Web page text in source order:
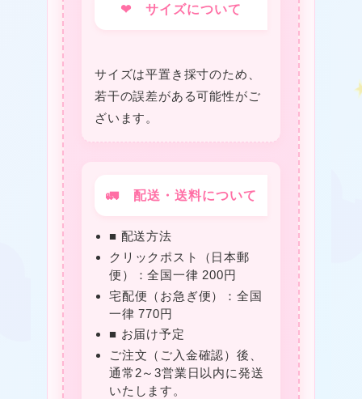
❤ サイズについて
サイズは平置き採寸のため、
若干の誤差がある可能性がご
ざいます。
🚛 配送・送料について
■ 配送方法
クリックポスト（日本郵
便）：全国一律 200円
宅配便（お急ぎ便）：全国
一律 770円
■ お届け予定
ご注文（ご入金確認）後、
通常2～3営業日以内に発送
いたします。
❤
★
❤
★